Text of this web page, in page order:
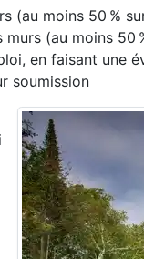
(au moins 50 %
(au moins 50
en faisant une
soumission